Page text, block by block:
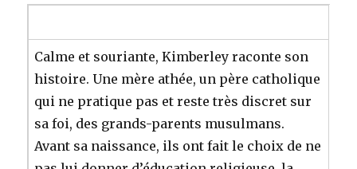
Calme et souriante, Kimberley raconte son
histoire. Une mère athée, un père catholique
qui ne pratique pas et reste très discret sur
sa foi, des grands-parents musulmans.
Avant sa naissance, ils ont fait le choix de ne